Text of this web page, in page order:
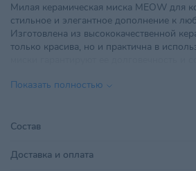
Объем 380 мл
Параметры
Поставщик
Страна происхождения
Милая керамическая миска MEOW для
стильное и элегантное дополнение к
Изготовлена из высококачественной
только красива, но и практична в
свойств. Можно использовать для
Показать полностью
Состав
Доставка и оплата